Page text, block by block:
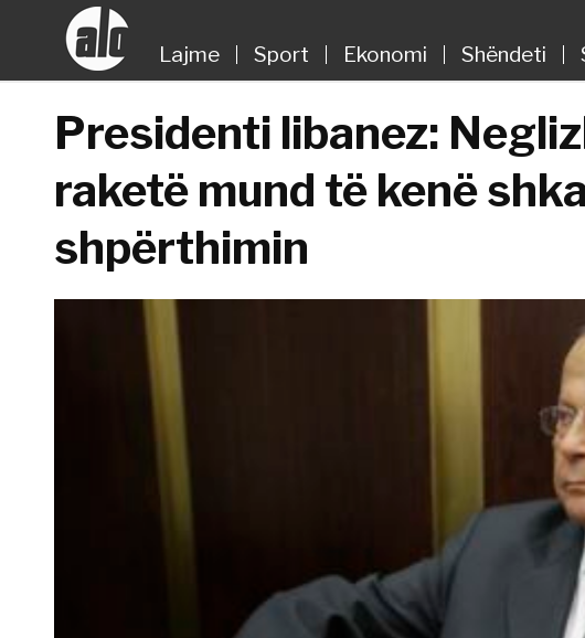
Lajme Sport Ekonomi Shëndeti
Presidenti libanez:
raketë mund të kenë
shpërthimin